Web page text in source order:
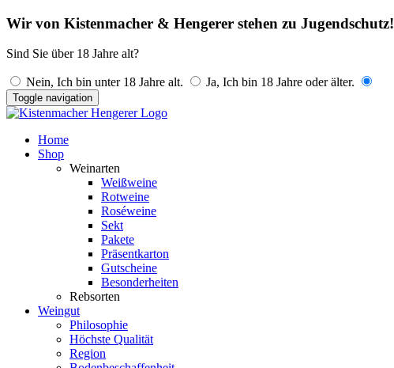
Wir von Kistenmacher & Hengerer stehen zu Jugendschutz!
Sind Sie über 18 Jahre alt?
Nein, Ich bin unter 18 Jahre alt. Ja, Ich bin 18 Jahre oder älter.
Toggle navigation
Home
Shop
Weinarten
Weißweine
Rotweine
Roséweine
Sekt
Pakete
Präsentkarton
Gutscheine
Besonderheiten
Rebsorten
Weingut
Philosophie
Höchste Qualität
Region